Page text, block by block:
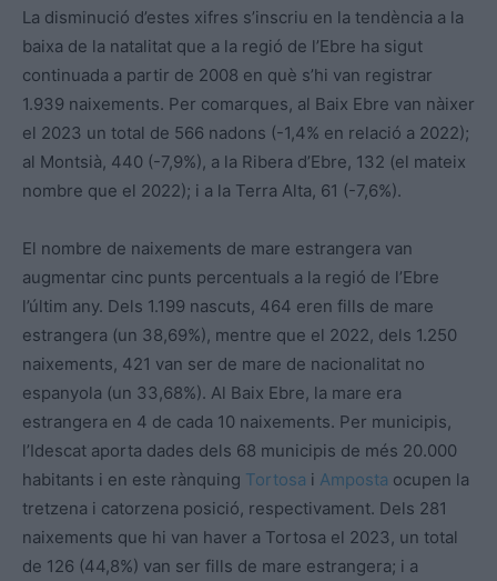
La disminució d’estes xifres s’inscriu en la tendència a la
baixa de la natalitat que a la regió de l’Ebre ha sigut
continuada a partir de 2008 en què s’hi van registrar
1.939 naixements. Per comarques, al Baix Ebre van nàixer
el 2023 un total de 566 nadons (-1,4% en relació a 2022);
al Montsià, 440 (-7,9%), a la Ribera d’Ebre, 132 (el mateix
nombre que el 2022); i a la Terra Alta, 61 (-7,6%).
El nombre de naixements de mare estrangera van
augmentar cinc punts percentuals a la regió de l’Ebre
l’últim any. Dels 1.199 nascuts, 464 eren fills de mare
estrangera (un 38,69%), mentre que el 2022, dels 1.250
naixements, 421 van ser de mare de nacionalitat no
espanyola (un 33,68%). Al Baix Ebre, la mare era
estrangera en 4 de cada 10 naixements. Per municipis,
l’Idescat aporta dades dels 68 municipis de més 20.000
habitants i en este rànquing Tortosa i Amposta ocupen la
tretzena i catorzena posició, respectivament. Dels 281
naixements que hi van haver a Tortosa el 2023, un total
de 126 (44,8%) van ser fills de mare estrangera; i a